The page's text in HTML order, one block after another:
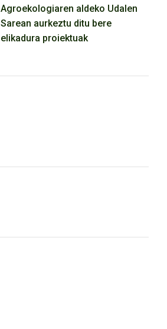
Agroekologiaren aldeko Udalen
Sarean aurkeztu ditu bere
elikadura proiektuak